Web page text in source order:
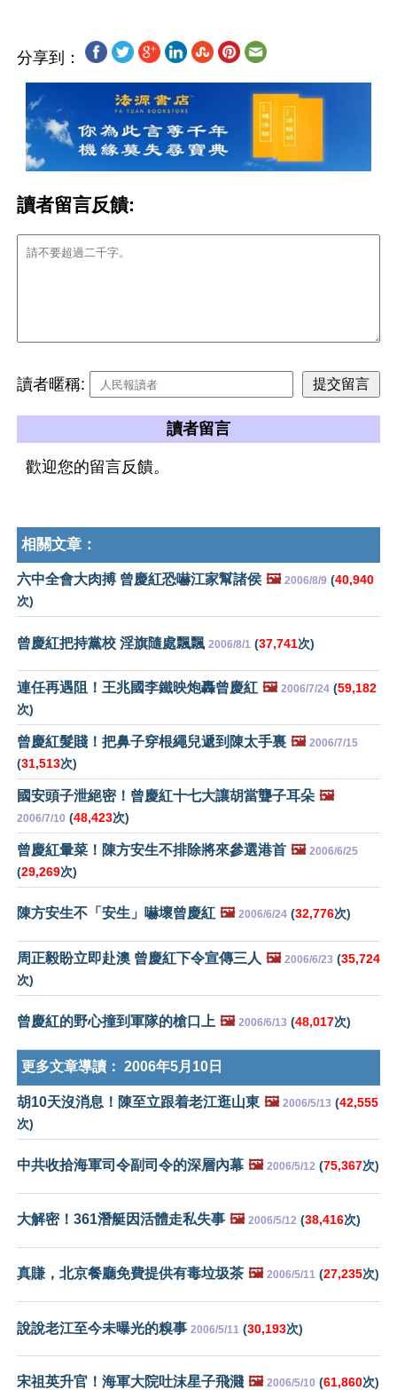
分享到：
讀者留言反饋:
讀者暱稱:
讀者留言
歡迎您的留言反饋。
相關文章：
六中全會大肉搏 曾慶紅恐嚇江家幫諸侯 🖼️ 2006/8/9 (40,940
次)
曾慶紅把持黨校 淫旗隨處飄飄 2006/8/1 (37,741次)
連任再遇阻！王兆國李鐵映炮轟曾慶紅 🖼️ 2006/7/24 (59,182
次)
曾慶紅髮賤！把鼻子穿根繩兒遞到陳太手裏 🖼️ 2006/7/15
(31,513次)
國安頭子泄絕密！曾慶紅十七大讓胡當聾子耳朵 🖼️
2006/7/10 (48,423次)
曾慶紅暈菜！陳方安生不排除將來參選港首 🖼️ 2006/6/25
(29,269次)
陳方安生不「安生」嚇壞曾慶紅 🖼️ 2006/6/24 (32,776次)
周正毅盼立即赴澳 曾慶紅下令宣傳三人 🖼️ 2006/6/23 (35,724
次)
曾慶紅的野心撞到軍隊的槍口上 🖼️ 2006/6/13 (48,017次)
更多文章導讀： 2006年5月10日
胡10天沒消息！陳至立跟着老江逛山東 🖼️ 2006/5/13 (42,555
次)
中共收拾海軍司令副司令的深層內幕 🖼️ 2006/5/12 (75,367次)
大解密！361潛艇因活體走私失事 🖼️ 2006/5/12 (38,416次)
真賺，北京餐廳免費提供有毒垃圾茶 🖼️ 2006/5/11 (27,235次)
說說老江至今未曝光的糗事 2006/5/11 (30,193次)
宋祖英升官！海軍大院吐沫星子飛濺 🖼️ 2006/5/10 (61,860次)